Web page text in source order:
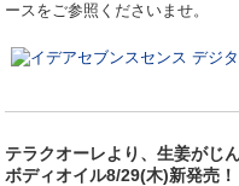
ースをご参照くださいませ。
テラクオーレより、生姜がじ
ボディオイル8/29(木)新発売！